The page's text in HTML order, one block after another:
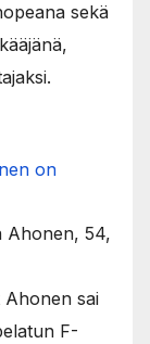
sekä
on
Ahonen, 54,
sai
F-